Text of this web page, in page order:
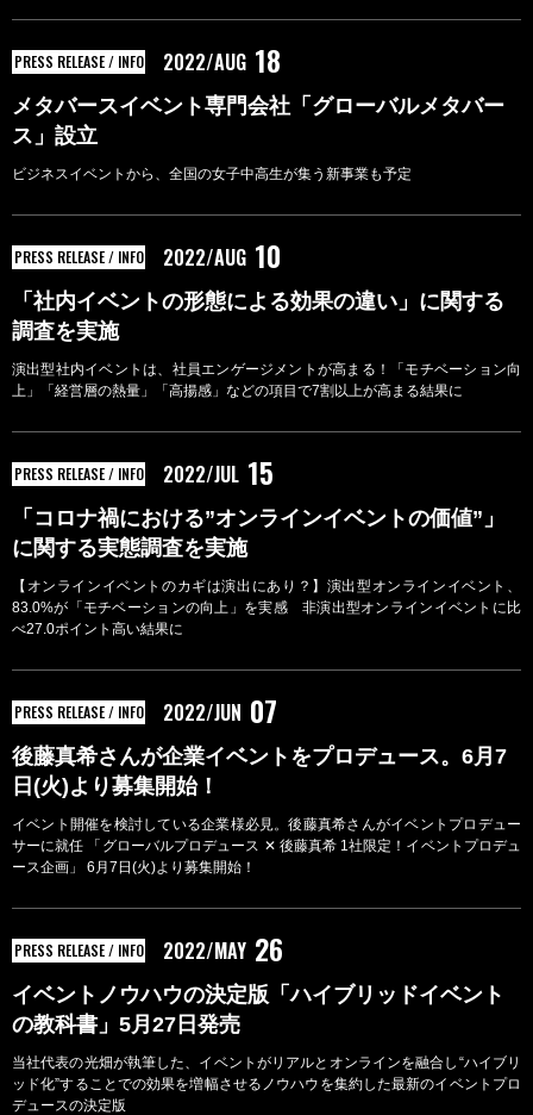
メタバースイベント専門会社「グローバルメタバー
ス」設立
ビジネスイベントから、全国の女子中高生が集う新事業も予定
PRESS RELEASE / INFO 2022/AUG 18
「社内イベントの形態による効果の違い」に関する
調査を実施
演出型社内イベントは、社員エンゲージメントが高まる！「モチベーション向
上」「経営層の熱量」「高揚感」などの項目で7割以上が高まる結果に
PRESS RELEASE / INFO 2022/AUG 10
「コロナ禍における”オンラインイベントの価値”」
に関する実態調査を実施
【オンラインイベントのカギは演出にあり？】演出型オンラインイベント、
83.0%が「モチベーションの向上」を実感 非演出型オンラインイベントに比
べ27.0ポイント高い結果に
PRESS RELEASE / INFO 2022/JUL 15
後藤真希さんが企業イベントをプロデュース。6月7
日(火)より募集開始！
イベント開催を検討している企業様必見。後藤真希さんがイベントプロデュー
サーに就任 「グローバルプロデュース ✕ 後藤真希 1社限定！イベントプロデュ
ース企画」 6月7日(火)より募集開始！
PRESS RELEASE / INFO 2022/JUN 07
イベントノウハウの決定版「ハイブリッドイベント
の教科書」5月27日発売
当社代表の光畑が執筆した、イベントがリアルとオンラインを融合し“ハイブリ
ッド化”することでの効果を増幅させるノウハウを集約した最新のイベントプロ
デュースの決定版
PRESS RELEASE / INFO 2022/MAY 26